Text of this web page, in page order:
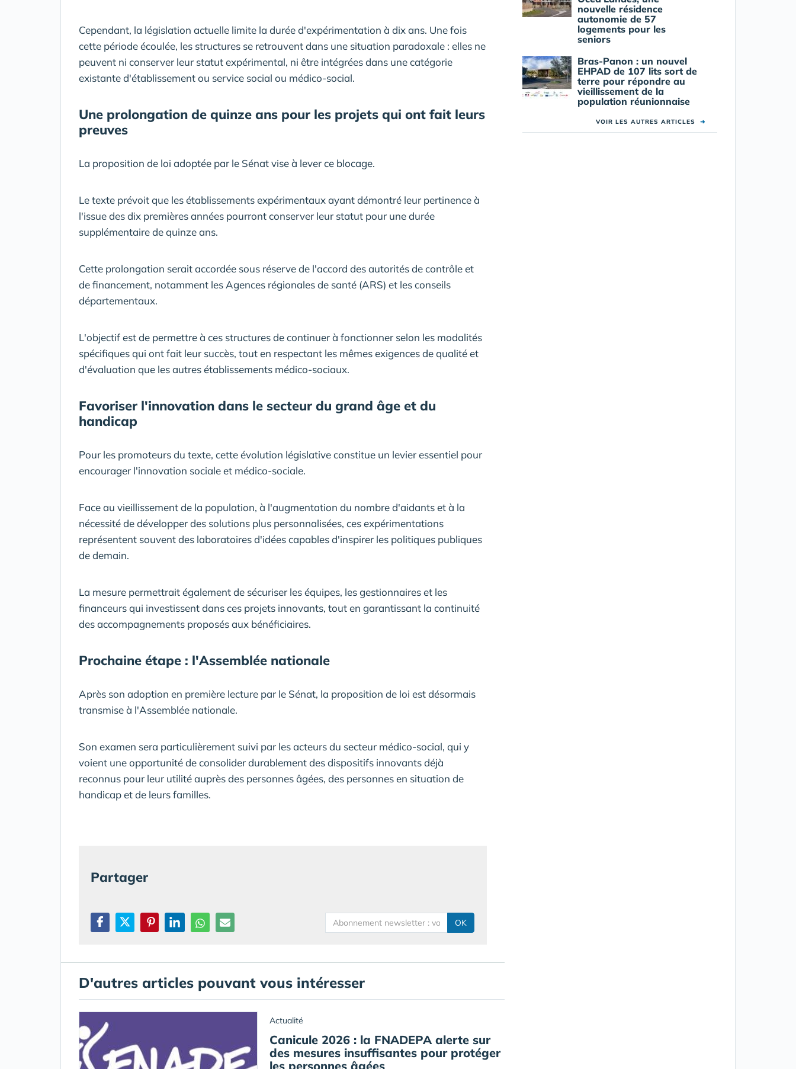
Cependant, la législation actuelle limite la durée d'expérimentation à dix ans. Une fois
cette période écoulée, les structures se retrouvent dans une situation paradoxale : elles ne
peuvent ni conserver leur statut expérimental, ni être intégrées dans une catégorie
existante d'établissement ou service social ou médico-social.
Une prolongation de quinze ans pour les projets qui ont fait leurs
preuves
La proposition de loi adoptée par le Sénat vise à lever ce blocage.
Le texte prévoit que les établissements expérimentaux ayant démontré leur pertinence à
l'issue des dix premières années pourront conserver leur statut pour une durée
supplémentaire de quinze ans.
Cette prolongation serait accordée sous réserve de l'accord des autorités de contrôle et
de financement, notamment les Agences régionales de santé (ARS) et les conseils
départementaux.
L'objectif est de permettre à ces structures de continuer à fonctionner selon les modalités
spécifiques qui ont fait leur succès, tout en respectant les mêmes exigences de qualité et
d'évaluation que les autres établissements médico-sociaux.
Favoriser l'innovation dans le secteur du grand âge et du
handicap
Pour les promoteurs du texte, cette évolution législative constitue un levier essentiel pour
encourager l'innovation sociale et médico-sociale.
Face au vieillissement de la population, à l'augmentation du nombre d'aidants et à la
nécessité de développer des solutions plus personnalisées, ces expérimentations
représentent souvent des laboratoires d'idées capables d'inspirer les politiques publiques
de demain.
La mesure permettrait également de sécuriser les équipes, les gestionnaires et les
financeurs qui investissent dans ces projets innovants, tout en garantissant la continuité
des accompagnements proposés aux bénéficiaires.
Prochaine étape : l'Assemblée nationale
Après son adoption en première lecture par le Sénat, la proposition de loi est désormais
transmise à l'Assemblée nationale.
Son examen sera particulièrement suivi par les acteurs du secteur médico-social, qui y
voient une opportunité de consolider durablement des dispositifs innovants déjà
reconnus pour leur utilité auprès des personnes âgées, des personnes en situation de
handicap et de leurs familles.
Partager
OK
D'autres articles pouvant vous intéresser
Actualité
Canicule 2026 : la FNADEPA alerte sur
des mesures insuffisantes pour protéger
les personnes âgées
nouvelle résidence
autonomie de 57
logements pour les
seniors
Bras-Panon : un nouvel
EHPAD de 107 lits sort de
terre pour répondre au
vieillissement de la
population réunionnaise
VOIR LES AUTRES ARTICLES ➜